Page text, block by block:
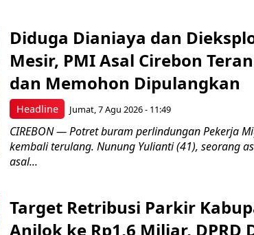
Headline
Diduga Dianiaya dan
Mesir, PMI Asal Cirebon
dan Memohon Dipulangkan
Jumat, 7 Agu 2026 - 11:49
CIREBON — Potret buram perlindungan Pekerja
kembali terulang. Nunung Yulianti (41), seorang
asal...
Target Retribusi Parkir
Anjlok ke Rp1,6 Miliar, DPRD